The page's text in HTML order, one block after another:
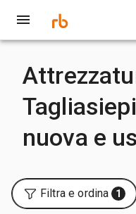
nuova e
Filtra e ordina 1